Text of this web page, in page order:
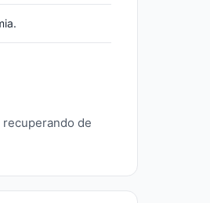
recuperando de